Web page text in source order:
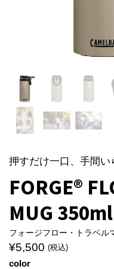
押すだけ一口、手間い
FORGE®
MUG 350ml
フォージフロー・トラベル
¥5,500 (税込)
color